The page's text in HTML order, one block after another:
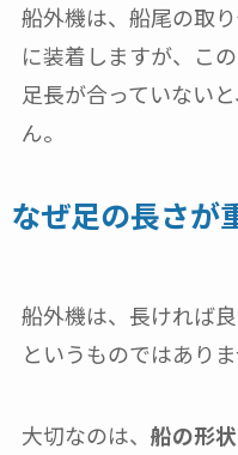
船外機は、船尾の取
に装着しますが、こ
足長が合っていない
ん。
なぜ足の長さが
船外機は、長ければ
というものではありま
大切なのは、 船の形